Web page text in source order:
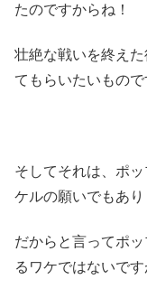
たのですからね！
壮絶な戦いを終え
てもらいたいもので
そしてそれは、ポ
ケルの願いでもあり
だからと言ってポ
るワケではないです